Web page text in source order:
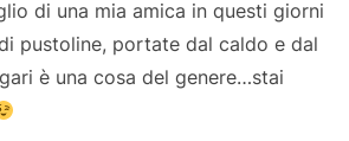
di una mia amica in questi giorni
pustoline, portate dal caldo e dal
è una cosa del genere…stai